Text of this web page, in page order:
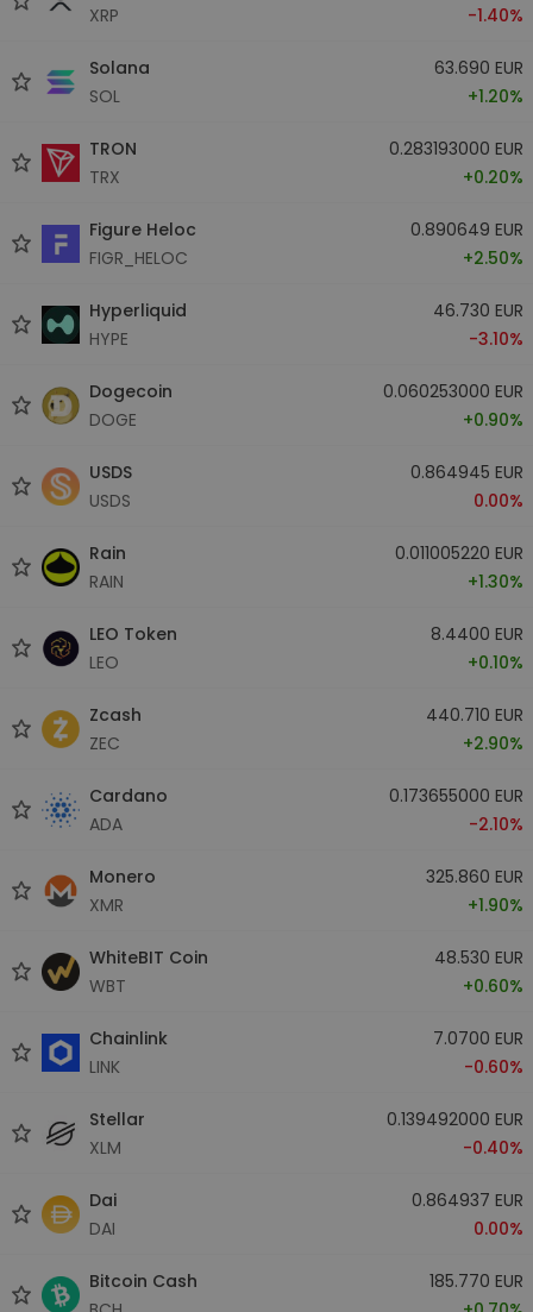
XRP -1.40%
Solana
SOL
63.690 EUR
+1.20%
TRON
TRX
0.283193000 EUR
+0.20%
Figure Heloc
FIGR_HELOC
0.890649 EUR
+2.50%
Hyperliquid
HYPE
46.730 EUR
-3.10%
Dogecoin
DOGE
0.060253000 EUR
+0.90%
USDS
USDS
0.864945 EUR
0.00%
Rain
RAIN
0.011005220 EUR
+1.30%
LEO Token
LEO
8.4400 EUR
+0.10%
Zcash
ZEC
440.710 EUR
+2.90%
Cardano
ADA
0.173655000 EUR
-2.10%
Monero
XMR
325.860 EUR
+1.90%
WhiteBIT Coin
WBT
48.530 EUR
+0.60%
Chainlink
LINK
7.0700 EUR
-0.60%
Stellar
XLM
0.139492000 EUR
-0.40%
Dai
DAI
0.864937 EUR
0.00%
Bitcoin Cash
185.770 EUR